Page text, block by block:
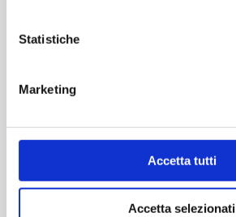
Statistiche
Marketing
Accetta tutti
Accetta selezionati
OVERVIEW
REVIEWS